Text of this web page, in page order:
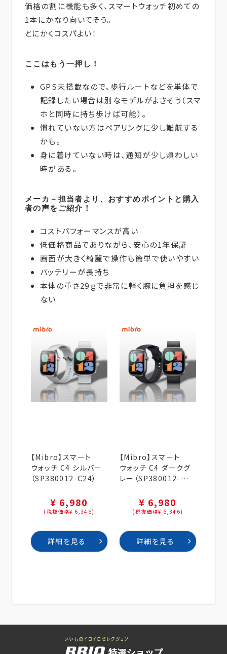
価格の割に機能も多く、スマートウォッチ初めての
1本にかなり向いてそう。
とにかくコスパよい！
ここはもう一押し！
GPS未搭載なので、歩行ルートなどを単体で
記録したい場合は別なモデルがよさそう（スマ
ホと同時に持ち歩けば可能）。
慣れていない方はペアリングに少し難航する
かも。
身に着けていない時は、通知が少し煩わしい
時がある。
メーカ－担当者より、おすすめポイントと購入
者の声をご紹介！
コストパフォーマンスが高い
低価格商品でありながら、安心の1年保証
画面が大きく綺麗で操作も簡単で使いやすい
バッテリーが長持ち
本体の重さ29ｇで非常に軽く腕に負担を感じ
ない
【Mibro】スマート
ウォッチ C4 シルバー
（SP380012-C24）
¥ 6,980
(税抜価格¥ 6,346)
詳細を見る
【Mibro】スマート
ウォッチ C4 ダークグ
レー（SP380012-
¥ 6,980
(税抜価格¥ 6,346)
詳細を見る